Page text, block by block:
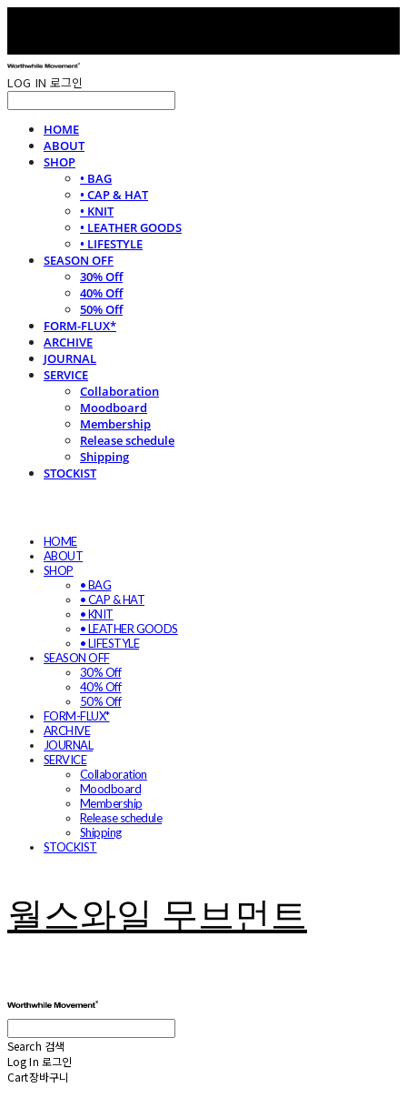
LOG IN 로그인
HOME
ABOUT
SHOP
• BAG
• CAP & HAT
• KNIT
• LEATHER GOODS
• LIFESTYLE
SEASON OFF
30% Off
40% Off
50% Off
FORM-FLUX*
ARCHIVE
JOURNAL
SERVICE
Collaboration
Moodboard
Membership
Release schedule
Shipping
STOCKIST
HOME
ABOUT
SHOP
• BAG
• CAP & HAT
• KNIT
• LEATHER GOODS
• LIFESTYLE
SEASON OFF
30% Off
40% Off
50% Off
FORM-FLUX*
ARCHIVE
JOURNAL
SERVICE
Collaboration
Moodboard
Membership
Release schedule
Shipping
STOCKIST
월스와일 무브먼트
Search 검색
Log In 로그인
Cart장바구니